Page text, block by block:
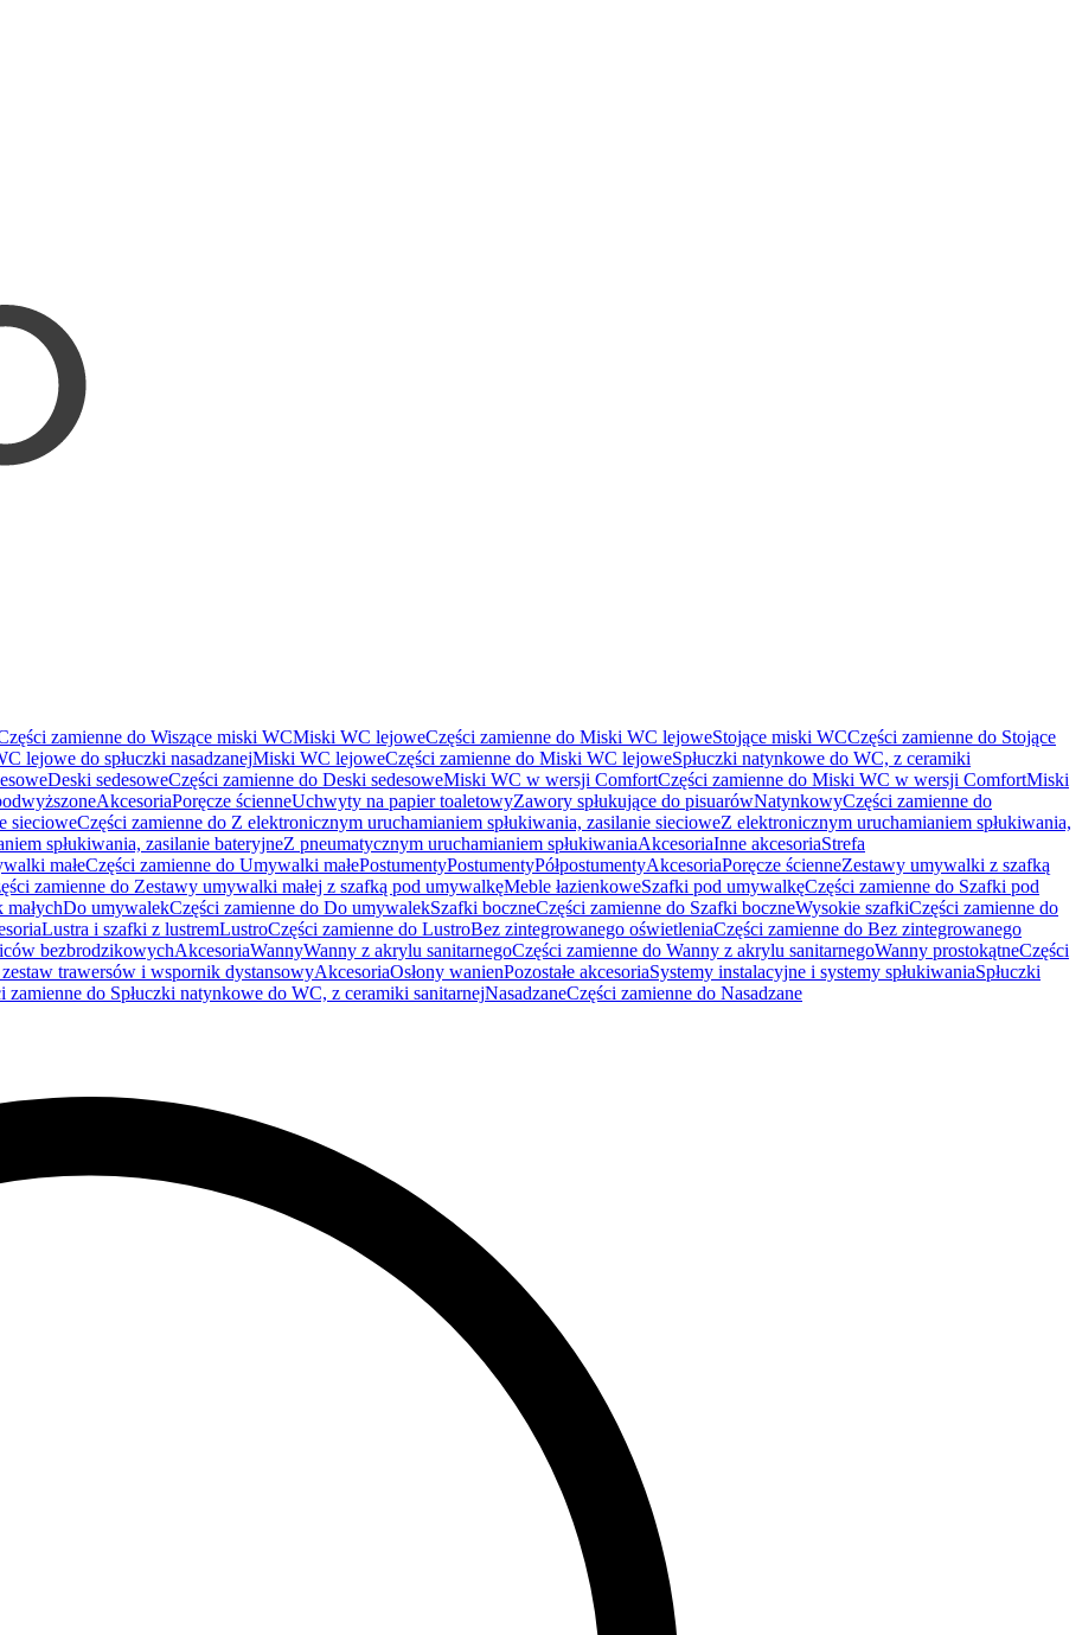
zamienne do Wiszące miski WCMiski WC lejoweCzęści zamienne do Miski WC lejoweStojące miski WCCzęści zamienne do Stojące
lejowe do spłuczki nasadzanejMiski WC lejoweCzęści zamienne do Miski WC lejoweSpłuczki natynkowe do WC, z ceramiki
Deski sedesoweCzęści zamienne do Deski sedesoweMiski WC w wersji ComfortCzęści zamienne do Miski WC w wersji ComfortMiski
AkcesoriaPoręcze ścienneUchwyty na papier toaletowyZawory spłukujące do pisuarówNatynkowyCzęści zamienne do
siecioweCzęści zamienne do Z elektronicznym uruchamianiem spłukiwania, zasilanie siecioweZ elektronicznym uruchamianiem spłukiwania,
spłukiwania, zasilanie bateryjneZ pneumatycznym uruchamianiem spłukiwaniaAkcesoriaInne akcesoriaStrefa
małeCzęści zamienne do Umywalki małePostumentyPostumentyPółpostumentyAkcesoriaPoręcze ścienneZestawy umywalki z szafką
zamienne do Zestawy umywalki małej z szafką pod umywalkęMeble łazienkoweSzafki pod umywalkęCzęści zamienne do Szafki pod
Do umywalekCzęści zamienne do Do umywalekSzafki boczneCzęści zamienne do Szafki boczneWysokie szafkiCzęści zamienne do
Lustra i szafki z lustremLustroCzęści zamienne do LustroBez zintegrowanego oświetleniaCzęści zamienne do Bez zintegrowanego
bezbrodzikowychAkcesoriaWannyWanny z akrylu sanitarnegoCzęści zamienne do Wanny z akrylu sanitarnegoWanny prostokątneCzęści
trawersów i wspornik dystansowyAkcesoriaOsłony wanienPozostałe akcesoriaSystemy instalacyjne i systemy spłukiwaniaSpłuczki
zamienne do Spłuczki natynkowe do WC, z ceramiki sanitarnejNasadzaneCzęści zamienne do Nasadzane